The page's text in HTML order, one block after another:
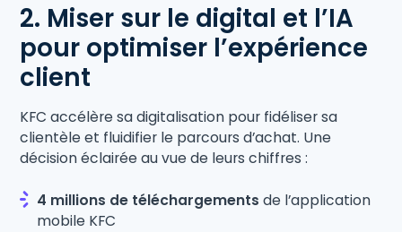
2. Miser sur le digital et l’IA
pour optimiser l’expérience
client
KFC accélère sa digitalisation pour fidéliser sa
clientèle et fluidifier le parcours d’achat. Une
décision éclairée au vue de leurs chiffres :
4 millions de téléchargements de l’application
mobile KFC